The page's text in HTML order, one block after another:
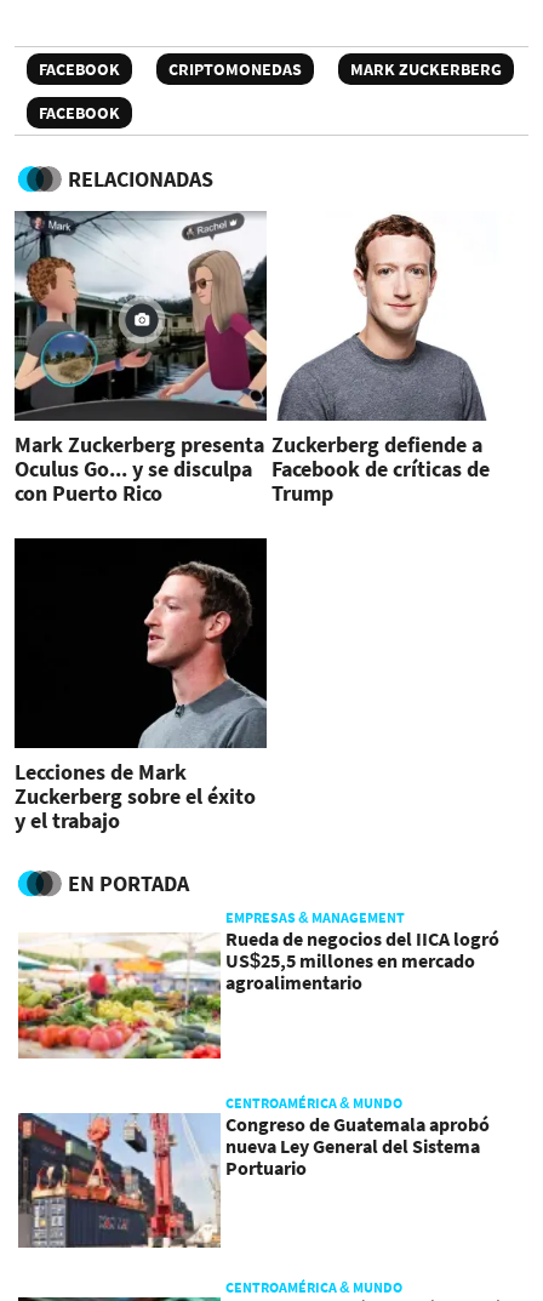
FACEBOOK CRIPTOMONEDAS
MARK ZUCKERBERG
FACEBOOK
RELACIONADAS
Mark Zuckerberg presenta
Oculus Go... y se disculpa
con Puerto Rico
Zuckerberg defiende a
Facebook de críticas de
Trump
Lecciones de Mark
Zuckerberg sobre el éxito
y el trabajo
EN PORTADA
EMPRESAS & MANAGEMENT
Rueda de negocios del IICA logró
US$25,5 millones en mercado
agroalimentario
CENTROAMÉRICA & MUNDO
Congreso de Guatemala aprobó
nueva Ley General del Sistema
Portuario
CENTROAMÉRICA & MUNDO